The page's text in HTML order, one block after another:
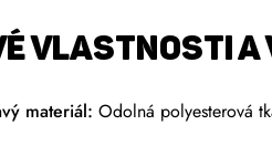
VLASTNOSTI A
materiál: Odolná polyesterová